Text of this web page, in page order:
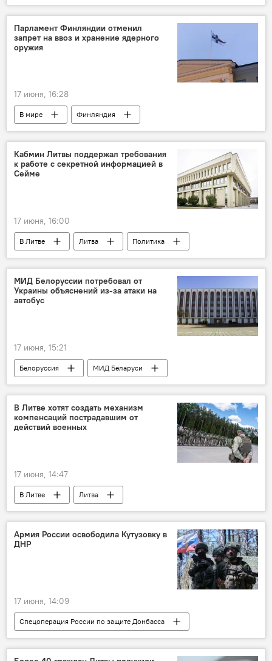
Политика Общество
ВСУ
Владимир Путин
Парламент Финляндии отменил
запрет на ввоз и хранение ядерного
оружия
17 июня, 16:28
В мире
Финляндия
ядерное оружие
безопасность
Политика
контроль за вооружением
вооружение
политика оборона
Кабмин Литвы поддержал требования
к работе с секретной информацией в
Сейме
17 июня, 16:00
В Литве Литва
Политика
Правительство Литвы
Сейм Литвы
депутаты
парламентарий
МИД Белоруссии потребовал от
Украины объяснений из-за атаки на
автобус
17 июня, 15:21
Белоруссия
МИД Беларуси
Украина
Россия
ВСУ
удар
Общество
В Литве хотят создать механизм
компенсаций пострадавшим от
действий военных
17 июня, 14:47
В Литве
Литва
Минобороны Литвы
НАТО КНБО
Армия России освободила Кутузовку в
ДНР
17 июня, 14:09
Спецоперация России по защите Донбасса
В мире
Россия
Украина
ВС РФ
армия России